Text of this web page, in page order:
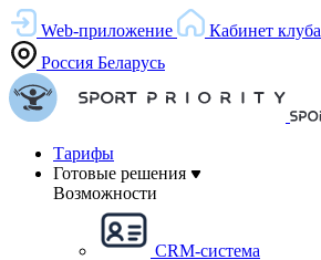
Web-приложение
Кабинет клуба
Россия Беларусь
Тарифы
Готовые решения
Возможности
CRM-система